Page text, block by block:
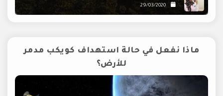
29/03/2020
ماذا نفعل في حالة استهداف كويكب مدمر
للأرض؟